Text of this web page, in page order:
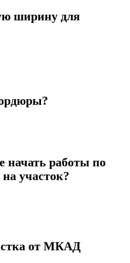
ширину для
начать работы по
участок?
от МКАД